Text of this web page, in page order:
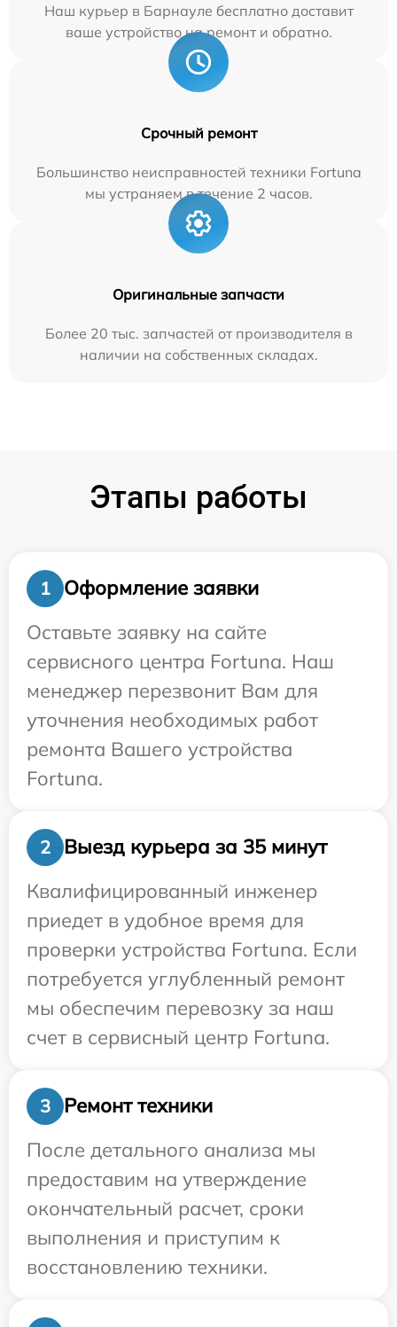
Наш курьер в Барнауле бесплатно доставит
ваше устройство на ремонт и обратно.
Срочный ремонт
Большинство неисправностей техники Fortuna
мы устраняем в течение 2 часов.
Оригинальные запчасти
Более 20 тыс. запчастей от производителя в
наличии на собственных складах.
Этапы работы
1
Оформление заявки
Оставьте заявку на сайте
сервисного центра Fortuna. Наш
менеджер перезвонит Вам для
уточнения необходимых работ
ремонта Вашего устройства
Fortuna.
2
Выезд курьера за 35 минут
Квалифицированный инженер
приедет в удобное время для
проверки устройства Fortuna. Если
потребуется углубленный ремонт
мы обеспечим перевозку за наш
счет в сервисный центр Fortuna.
3
Ремонт техники
После детального анализа мы
предоставим на утверждение
окончательный расчет, сроки
выполнения и приступим к
восстановлению техники.